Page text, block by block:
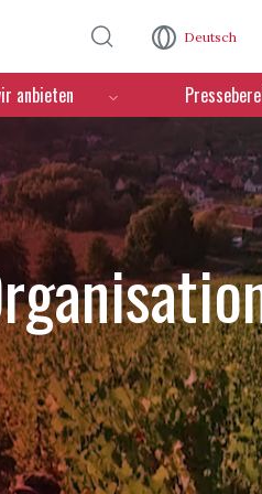
Deutsch
anbieten